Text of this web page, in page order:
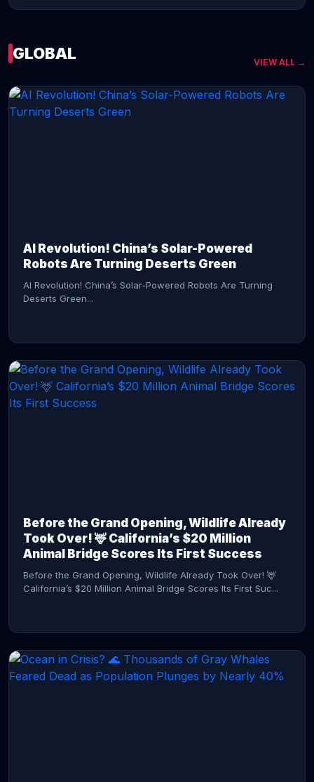
GLOBAL VIEW ALL →
AI Revolution! China’s Solar-Powered
Robots Are Turning Deserts Green
AI Revolution! China’s Solar-Powered Robots Are Turning
Deserts Green...
Before the Grand Opening, Wildlife Already
Took Over! 🦌 California’s $20 Million
Animal Bridge Scores Its First Success
Before the Grand Opening, Wildlife Already Took Over! 🦌
California’s $20 Million Animal Bridge Scores Its First Suc...